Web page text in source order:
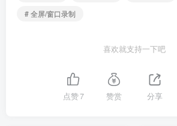
# 全屏/窗口录制
喜欢就支持一下吧
点赞7 赞赏 分享